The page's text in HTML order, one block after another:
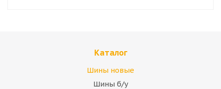
Каталог
Шины новые
Шины б/у